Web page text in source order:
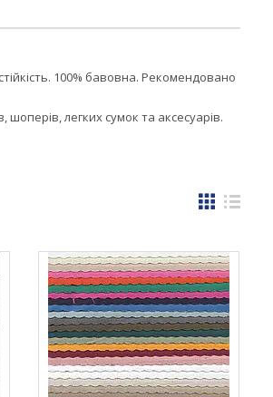
100% бавовна. Рекомендовано
легких сумок та аксесуарів.